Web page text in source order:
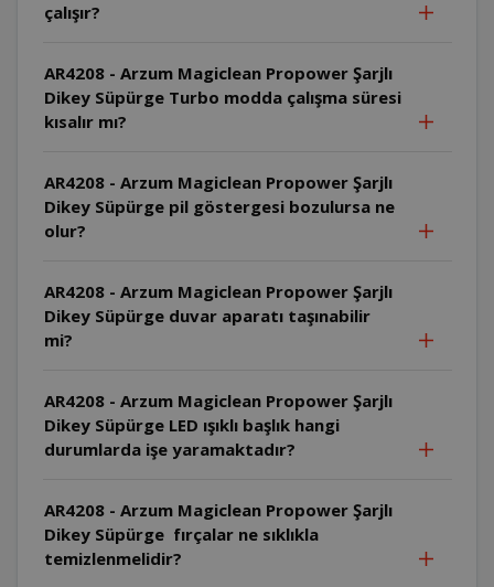
çalışır?
AR4208 - Arzum Magiclean Propower Şarjlı
Dikey Süpürge Turbo modda çalışma süresi
kısalır mı?
AR4208 - Arzum Magiclean Propower Şarjlı
Dikey Süpürge pil göstergesi bozulursa ne
olur?
AR4208 - Arzum Magiclean Propower Şarjlı
Dikey Süpürge duvar aparatı taşınabilir
mi?
AR4208 - Arzum Magiclean Propower Şarjlı
Dikey Süpürge LED ışıklı başlık hangi
durumlarda işe yaramaktadır?
AR4208 - Arzum Magiclean Propower Şarjlı
Dikey Süpürge fırçalar ne sıklıkla
temizlenmelidir?